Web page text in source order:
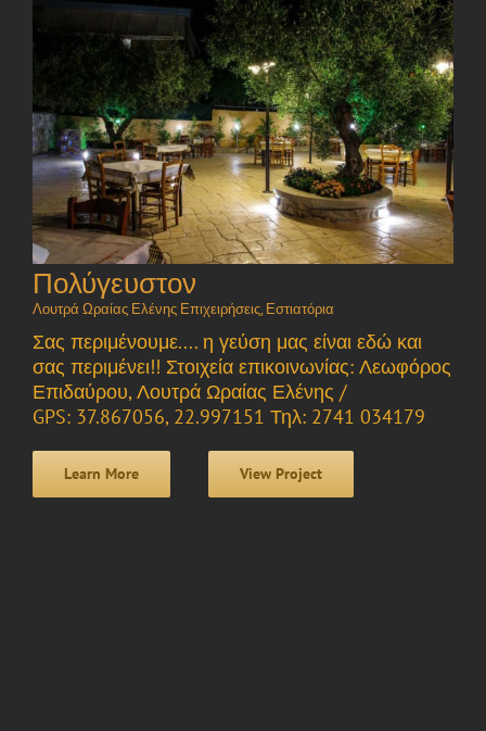
Πολύγευστον
Λουτρά Ωραίας Ελένης Επιχειρήσεις, Εστιατόρια
Σας περιμένουμε.... η γεύση μας είναι εδώ και
σας περιμένει!! Στοιχεία επικοινωνίας: Λεωφόρος
Επιδαύρου, Λουτρά Ωραίας Ελένης /
GPS: 37.867056, 22.997151 Τηλ: 2741 034179
Learn More View Project